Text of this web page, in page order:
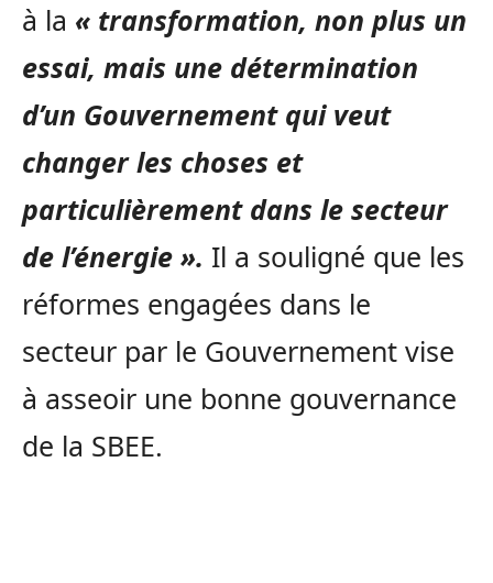
à la « transformation, non plus un
essai, mais une détermination
d’un Gouvernement qui veut
changer les choses et
particulièrement dans le secteur
de l’énergie ». Il a souligné que les
réformes engagées dans le
secteur par le Gouvernement vise
à asseoir une bonne gouvernance
de la SBEE.